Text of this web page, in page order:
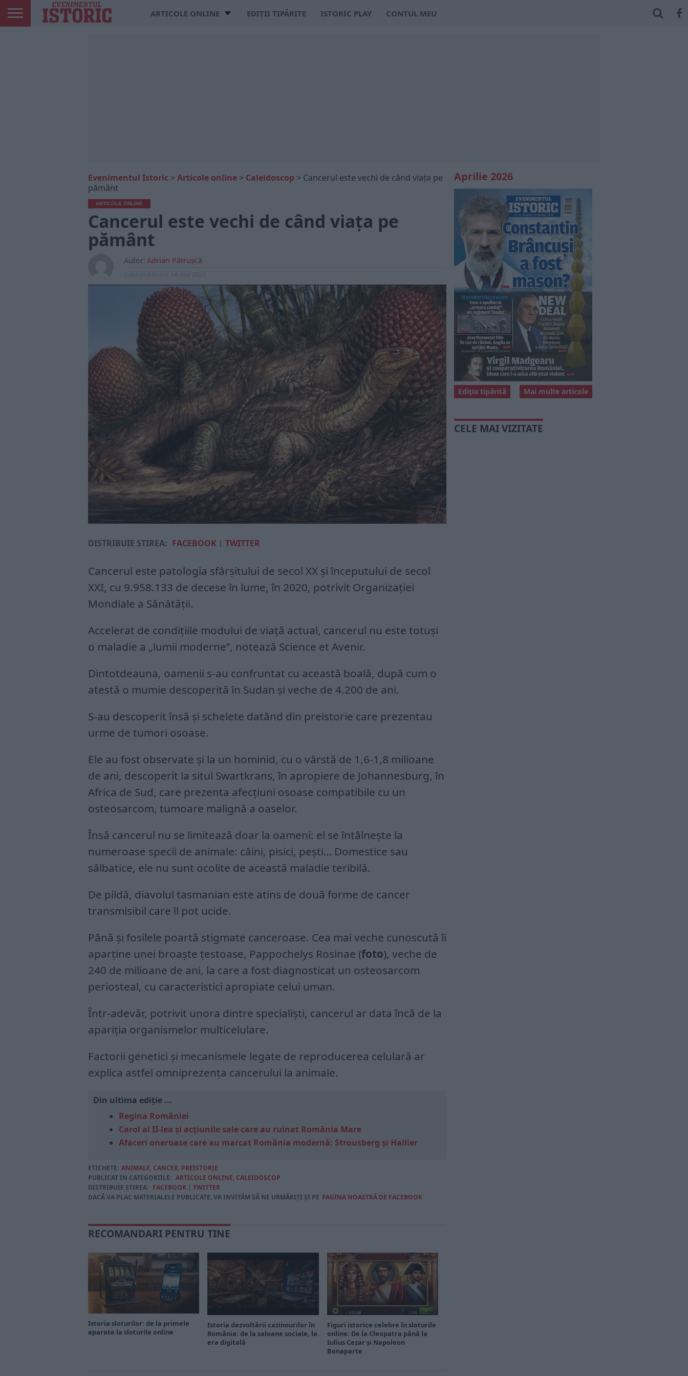
ARTICOLE ONLINE EDIȚII TIPĂRITE ISTORIC PLAY CONTUL MEU
Evenimentul Istoric > Articole online > Caleidoscop > Cancerul este vechi de când viața pe
pământ
ARTICOLE ONLINE
Cancerul este vechi de când viața pe
pământ
Autor: Adrian Pătrușcă
DISTRIBUIE ȘTIREA: FACEBOOK | TWITTER
Cancerul este patologia sfârșitului de secol XX și începutului de secol
XXI, cu 9.958.133 de decese în lume, în 2020, potrivit Organizației
Mondiale a Sănătății.
Accelerat de condițiile modului de viață actual, cancerul nu este totuși
o maladie a „lumii moderne”, notează Science et Avenir.
Dintotdeauna, oamenii s-au confruntat cu această boală, după cum o
atestă o mumie descoperită în Sudan și veche de 4.200 de ani.
S-au descoperit însă și schelete datând din preistorie care prezentau
urme de tumori osoase.
Ele au fost observate și la un hominid, cu o vârstă de 1,6-1,8 milioane
de ani, descoperit la situl Swartkrans, în apropiere de Johannesburg, în
Africa de Sud, care prezenta afecțiuni osoase compatibile cu un
osteosarcom, tumoare malignă a oaselor.
Însă cancerul nu se limitează doar la oameni: el se întâlnește la
numeroase specii de animale: câini, pisici, pești… Domestice sau
sălbatice, ele nu sunt ocolite de această maladie teribilă.
De pildă, diavolul tasmanian este atins de două forme de cancer
transmisibil care îl pot ucide.
Până și fosilele poartă stigmate canceroase. Cea mai veche cunoscută îi
aparține unei broaște țestoase, Pappochelys Rosinae (foto), veche de
240 de milioane de ani, la care a fost diagnosticat un osteosarcom
periosteal, cu caracteristici apropiate celui uman.
Într-adevăr, potrivit unora dintre specialiști, cancerul ar data încă de la
apariția organismelor multicelulare.
Factorii genetici și mecanismele legate de reproducerea celulară ar
explica astfel omniprezența cancerului la animale.
Din ultima ediție ...
Regina României
Carol al II-lea și acțiunile sale care au ruinat România Mare
Afaceri oneroase care au marcat România modernă: Strousberg și Hallier
ETICHETE: ANIMALE, CANCER, PREISTORIE
PUBLICAT IN CATEGORIILE: ARTICOLE ONLINE, CALEIDOSCOP
DISTRIBUIE ȘTIREA: FACEBOOK | TWITTER
DACĂ VA PLAC MATERIALELE PUBLICATE, VA INVITĂM SĂ NE URMĂRIȚI ȘI PE PAGINA NOASTRĂ DE FACEBOOK
RECOMANDARI PENTRU TINE
Istoria sloturilor: de la primele
aparate la sloturile online
Istoria dezvoltării cazinourilor în
România: de la saloane sociale, la
era digitală
Figuri istorice celebre în sloturile
online: De la Cleopatra până la
Iulius Cezar și Napoleon
Bonaparte
Aprilie 2026
Mai multe articole
Ediția tipărită
CELE MAI VIZITATE